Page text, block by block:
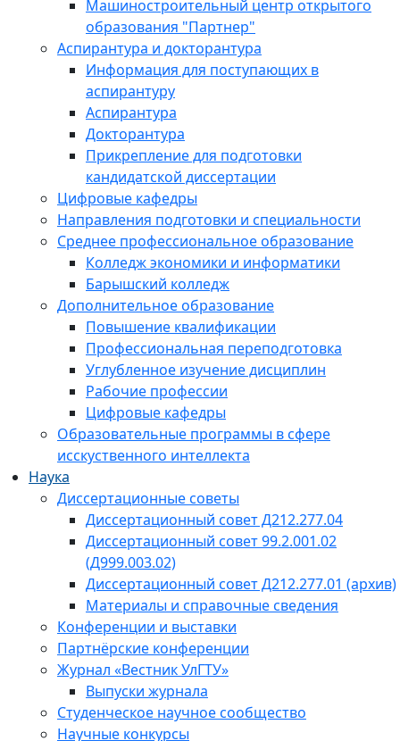
Машиностроительный центр открытого
образования "Партнер"
Аспирантура и докторантура
Информация для поступающих в
аспирантуру
Аспирантура
Докторантура
Прикрепление для подготовки
кандидатской диссертации
Цифровые кафедры
Направления подготовки и специальности
Среднее профессиональное образование
Колледж экономики и информатики
Барышский колледж
Дополнительное образование
Повышение квалификации
Профессиональная переподготовка
Углубленное изучение дисциплин
Рабочие профессии
Цифровые кафедры
Образовательные программы в сфере
исскуственного интеллекта
Наука
Диссертационные советы
Диссертационный совет Д212.277.04
Диссертационный совет 99.2.001.02
(Д999.003.02)
Диссертационный совет Д212.277.01 (архив)
Материалы и справочные сведения
Конференции и выставки
Партнёрские конференции
Журнал «Вестник УлГТУ»
Выпуски журнала
Студенческое научное сообщество
Научные конкурсы